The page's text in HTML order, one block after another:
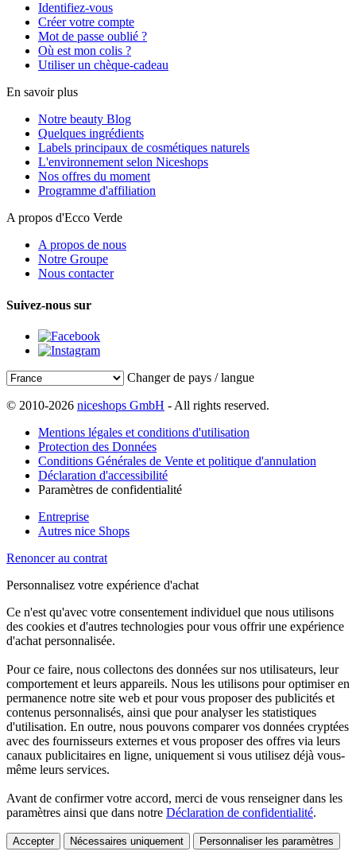
Identifiez-vous
Créer votre compte
Mot de passe oublié ?
Où est mon colis ?
Utiliser un chèque-cadeau
En savoir plus
Notre beauty Blog
Quelques ingrédients
Labels principaux de cosmétiques naturels
L'environnement selon Niceshops
Nos offres du moment
Programme d'affiliation
A propos d'Ecco Verde
A propos de nous
Notre Groupe
Nous contacter
Suivez-nous sur
Changer de pays / langue
© 2010-2026 niceshops GmbH - All rights reserved.
Mentions légales et conditions d'utilisation
Protection des Données
Conditions Générales de Vente et politique d'annulation
Déclaration d'accessibilité
Paramètres de confidentialité
Entreprise
Autres nice Shops
Renoncer au contrat
Personnalisez votre expérience d'achat
Ce n'est qu'avec votre consentement individuel que nous utilisons
des cookies et d'autres technologies pour vous offrir une expérience
d'achat personnalisée.
Pour ce faire, nous collectons des données sur nos utilisateurs, leur
comportement et leurs appareils. Nous les utilisons pour optimiser en
permanence notre site web et pour vous proposer des publicités et
contenus personnalisés, ainsi que pour analyser les statistiques
d'utilisation. En outre, nous pouvons comparer vos données cryptées
avec des fournisseurs externes et vous proposer des offres via leurs
canaux publicitaires en ligne, uniquement si vous utilisez déjà vous-
même leurs services.
Avant de confirmer votre accord, merci de vous renseigner dans les
paramètres ainsi que dans notre Déclaration de confidentialité.
Accepter Nécessaires uniquement Personnaliser les paramètres